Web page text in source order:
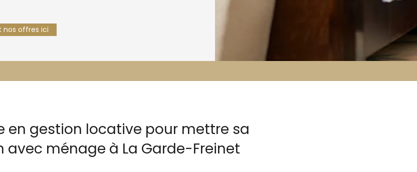
nos offres ici
en gestion locative pour mettre sa
ménage à La Garde-Freinet